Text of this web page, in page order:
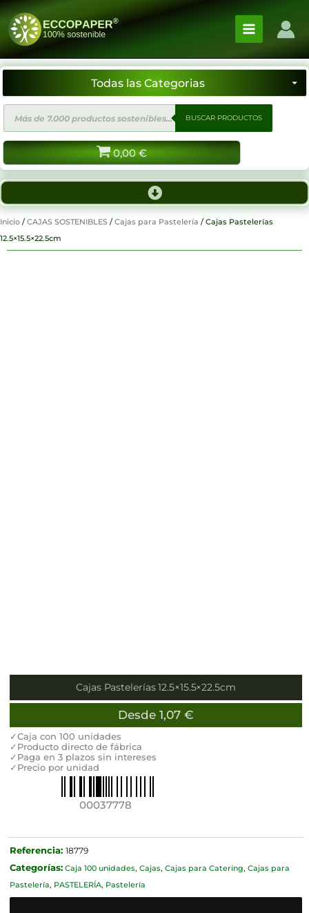
Ir
contenido
de
productos
BUSCAR PRODUCTOS
0,00 €
Inicio / CAJAS SOSTENIBLES / Cajas para Pastelería / Cajas Pastelerías
12.5×15.5×22.5cm
Cajas Pastelerías 12.5×15.5×22.5cm
Desde 1,07 €
✓Caja con 100 unidades
✓Producto directo de fábrica
✓Paga en 3 plazos sin intereses
✓Precio por unidad
00037778
Referencia: 18779
Categorías: Caja 100 unidades, Cajas, Cajas para Catering, Cajas para
Pastelería, PASTELERÍA, Pastelería